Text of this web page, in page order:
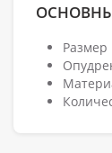
Размер